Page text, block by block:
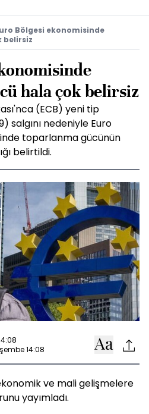
Bölgesi ekonomisinde
belirsiz
hala çok belirsiz
(ECB) yeni tip
salgını nedeniyle Euro
toparlanma gücünün
belirtildi.
14:08
ve mali gelişmelere
yayımladı.